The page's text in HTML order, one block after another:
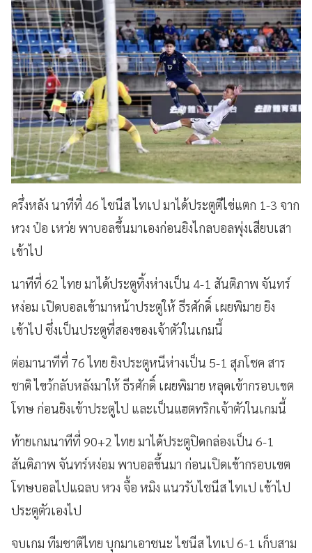
ครึ่งหลัง นาทีที่ 46 ไชนีส ไทเป มาได้ประตูตีไข่แตก 1-3 จาก
หวง ป๋อ เหว่ย พาบอลขึ้นมาเองก่อนยิงไกลบอลพุ่งเสียบเสา
เข้าไป
นาทีที่ 62 ไทย มาได้ประตูทิ้งห่างเป็น 4-1 สันติภาพ จันทร์
หง่อม เปิดบอลเข้ามาหน้าประตูให้ ธีรศักดิ์ เผยพิมาย ยิง
เข้าไป ซึ่งเป็นประตูที่สองของเจ้าตัวในเกมนี้
ต่อมานาทีที่ 76 ไทย ยิงประตูหนีห่างเป็น 5-1 สุภโชค สาร
ชาติ ไขว้กลับหลังมาให้ ธีรศักดิ์ เผยพิมาย หลุดเข้ากรอบเขต
โทษ ก่อนยิงเข้าประตูไป และเป็นแฮตทริกเจ้าตัวในเกมนี้
ท้ายเกมนาทีที่ 90+2 ไทย มาได้ประตูปิดกล่องเป็น 6-1
สันติภาพ จันทร์หง่อม พาบอลขึ้นมา ก่อนเปิดเข้ากรอบเขต
โทษบอลไปแฉลบ หวง จื้อ หมิง แนวรับไชนีส ไทเป เข้าไป
ประตูตัวเองไป
จบเกม ทีมชาติไทย บุกมาเอาชนะ ไชนีส ไทเป 6-1 เก็บสาม